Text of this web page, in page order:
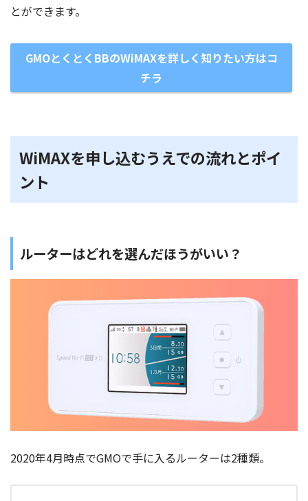
とができます。
GMOとくとくBBのWiMAXを詳しく知りたい方はコ
チラ
WiMAXを申し込むうえでの流れとポイ
ント
ルーターはどれを選んだほうがいい？
2020年4月時点でGMOで手に入るルーターは2種類。